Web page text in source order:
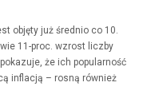
objęty już średnio co 10.
11-proc. wzrost liczby
że ich popularność
inflacją – rosną również